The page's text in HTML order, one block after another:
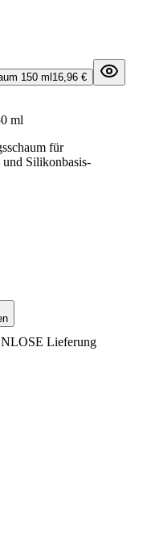
150 ml 16,96 €
ml
für
Silikonbasis-
Lieferung